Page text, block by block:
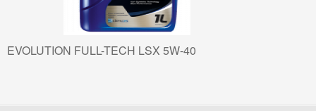
Πολύτυπα Λιπαντικά 4Τ Diesel
Μονοτυπα Για Τετράχρονες Diesel
EVOLUTION FULL-TECH LSX 5W-40